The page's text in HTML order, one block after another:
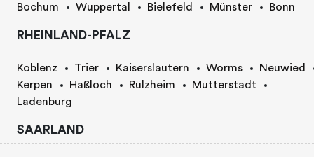
Bochum
Wuppertal Bielefeld Münster Bonn
RHEINLAND-PFALZ
Koblenz Trier Kaiserslautern Worms
Neuwied
Kerpen
Haßloch Rülzheim
Mutterstadt
Ladenburg
SAARLAND